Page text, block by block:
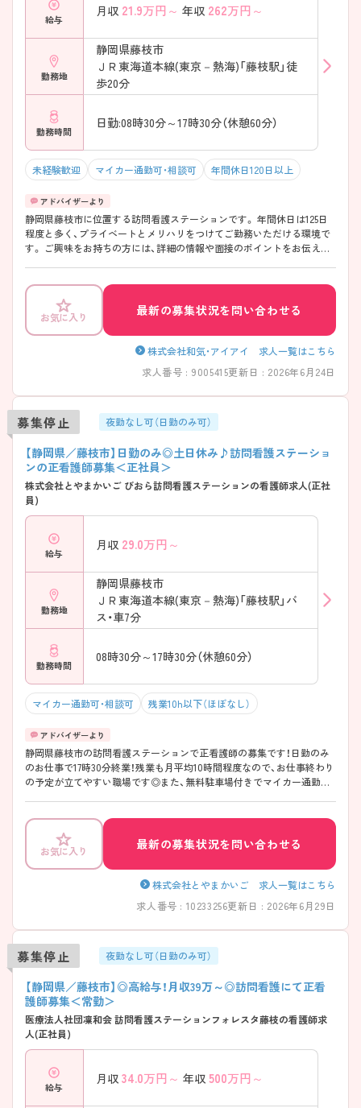
給与
月収 21.9万円～ 年収 262万円～
勤務地
静岡県藤枝市
ＪＲ東海道本線(東京－熱海)「藤枝駅」徒
歩20分
勤務時間
日勤:08時30分～17時30分（休憩60分）
未経験歓迎 マイカー通勤可・相談可 年間休日120日以上
静岡県藤枝市に位置する訪問看護ステーションです。 年間休日は125日
程度と多く、プライベートとメリハリをつけてご勤務いただける環境で
す。 ご興味をお持ちの方には、詳細の情報や面接のポイントをお伝えし
お気に入り 最新の募集状況を問い合わせる
株式会社和気・アイアイ 求人一覧はこちら
求人番号 : 9005415更新日 : 2026年6月24日
募集停止 夜勤なし可（日勤のみ可）
【静岡県／藤枝市】日勤のみ◎土日休み♪訪問看護ステーショ
ンの正看護師募集＜正社員＞
株式会社とやまかいご びおら訪問看護ステーションの看護師求人(正社
員)
給与
月収 29.0万円～
勤務地
静岡県藤枝市
ＪＲ東海道本線(東京－熱海)「藤枝駅」バ
ス・車7分
勤務時間
08時30分～17時30分（休憩60分）
マイカー通勤可・相談可 残業10h以下（ほぼなし）
静岡県藤枝市の訪問看護ステーションで正看護師の募集です！日勤のみ
のお仕事で17時30分終業！残業も月平均10時間程度なので、お仕事終わり
の予定が立てやすい職場です◎また、無料駐車場付きでマイカー通勤が
お気に入り 最新の募集状況を問い合わせる
株式会社とやまかいご 求人一覧はこちら
求人番号 : 10233256更新日 : 2026年6月29日
募集停止 夜勤なし可（日勤のみ可）
【静岡県／藤枝市】◎高給与！月収39万～◎訪問看護にて正看
護師募集＜常勤＞
医療法人社団凜和会 訪問看護ステーションフォレスタ藤枝の看護師求
人(正社員)
給与
月収 34.0万円～ 年収 500万円～